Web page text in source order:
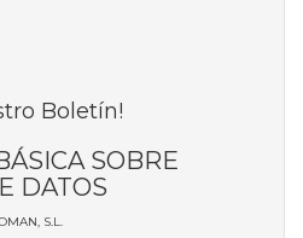
Boletín!
SOBRE
DATOS
S.L.